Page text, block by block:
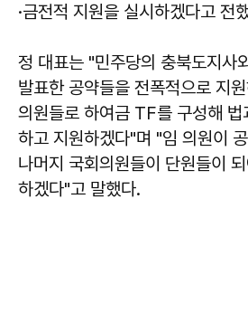
·금전적 지원을 실시하겠다고 전
정 대표는 "민주당의 충북도지사
발표한 공약들을 전폭적으로 지
의원들로 하여금 TF를 구성해 법
하고 지원하겠다"며 "임 의원이
나머지 국회의원들이 단원들이
하겠다"고 말했다.